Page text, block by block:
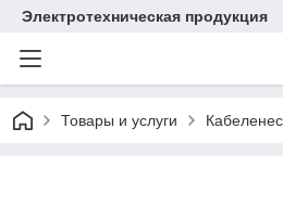
Электротехническая продукция
Товары и услуги